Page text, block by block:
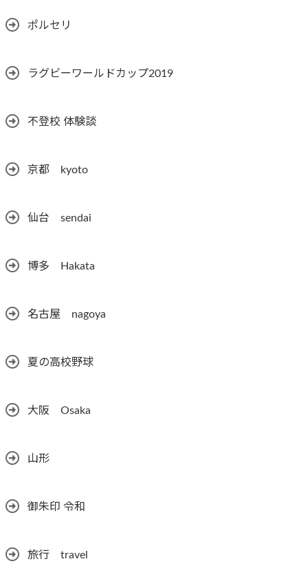
ポルセリ
ラグビーワールドカップ2019
不登校 体験談
京都 kyoto
仙台 sendai
博多 Hakata
名古屋 nagoya
夏の高校野球
大阪 Osaka
山形
御朱印 令和
旅行 travel